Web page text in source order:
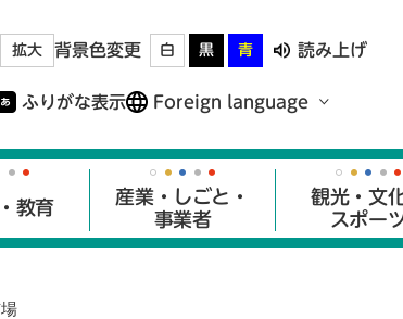
拡大 背景色変更 白 黒 青 読み上げ
ふりがな表示 Foreign language
教育
産業・しごと・
事業者
観光・文
スポー